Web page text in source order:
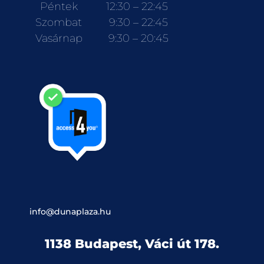
Péntek
12:30 – 22:45
Szombat
9:30 – 22:45
Vasárnap
9:30 – 20:45
info@dunaplaza.hu
1138 Budapest, Váci út 178.